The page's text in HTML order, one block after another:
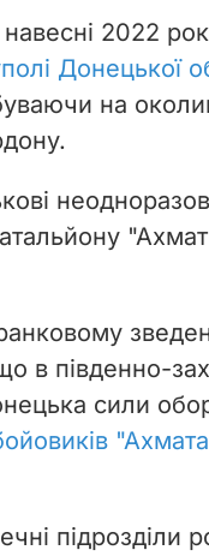
2022
Донецької
на
в південно-
сили
підрозділи